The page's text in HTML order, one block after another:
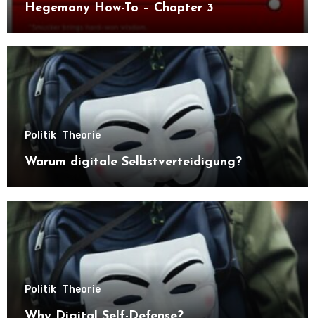
Hegemony How-To – Chapter 3
Politik Theorie
Warum digitale Selbstverteidigung?
Politik Theorie